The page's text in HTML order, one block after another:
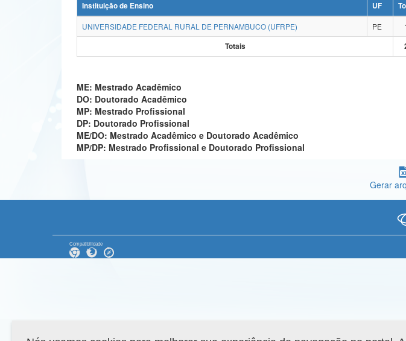
Instituição de Ensino
UF
UNIVERSIDADE FEDERAL RURAL DE PERNAMBUCO (UFRPE)
PE 1
Totais
ME: Mestrado Acadêmico
DO: Doutorado Acadêmico
MP: Mestrado Profissional
DP: Doutorado Profissional
ME/DO: Mestrado Acadêmico e Doutorado Acadêmico
MP/DP: Mestrado Profissional e Doutorado Profissional
Gerar
Compatibilidade